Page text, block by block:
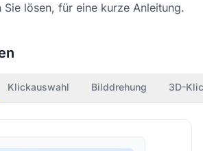
Sie lösen, für eine kurze Anleitung.
Klickauswahl Bilddrehung 3D-